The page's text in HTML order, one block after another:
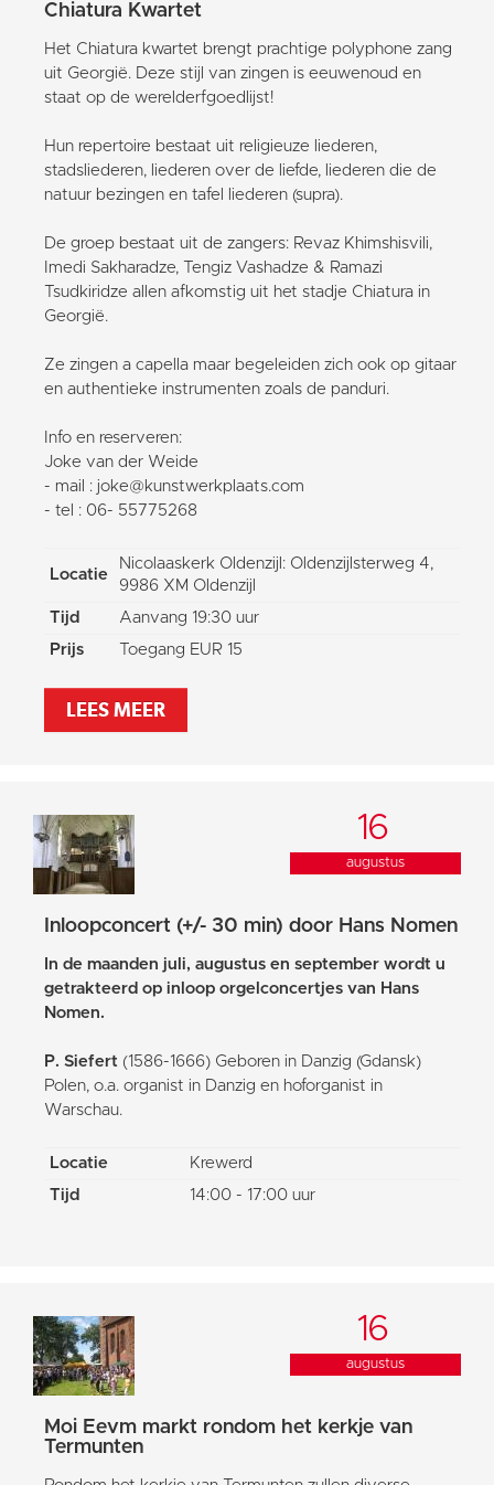
Chiatura Kwartet
Het Chiatura kwartet brengt prachtige polyphone zang
uit Georgië. Deze stijl van zingen is eeuwenoud en
staat op de werelderfgoedlijst!
Hun repertoire bestaat uit religieuze liederen,
stadsliederen, liederen over de liefde, liederen die de
natuur bezingen en tafel liederen (supra).
De groep bestaat uit de zangers: Revaz Khimshisvili,
Imedi Sakharadze, Tengiz Vashadze & Ramazi
Tsudkiridze allen afkomstig uit het stadje Chiatura in
Georgië.
Ze zingen a capella maar begeleiden zich ook op gitaar
en authentieke instrumenten zoals de panduri.
Info en reserveren:
Joke van der Weide
- mail : joke@kunstwerkplaats.com
- tel : 06- 55775268
Locatie
Nicolaaskerk Oldenzijl: Oldenzijlsterweg 4,
9986 XM Oldenzijl
Tijd
Aanvang 19:30 uur
Prijs
Toegang EUR 15
LEES MEER
16
augustus
Inloopconcert (+/- 30 min) door Hans Nomen
In de maanden juli, augustus en september wordt u
getrakteerd op inloop orgelconcertjes van Hans
Nomen.
P. Siefert (1586-1666) Geboren in Danzig (Gdansk)
Polen, o.a. organist in Danzig en hoforganist in
Warschau.
Locatie
Krewerd
Tijd
14:00 - 17:00 uur
16
augustus
Moi Eevm markt rondom het kerkje van
Termunten